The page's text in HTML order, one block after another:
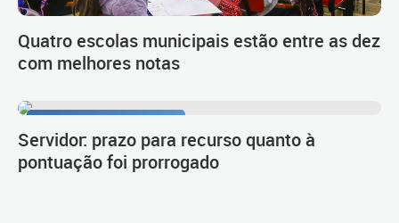
Quatro escolas municipais estão entre as dez
com melhores notas
Servidor: prazo para recurso quanto à
pontuação foi prorrogado